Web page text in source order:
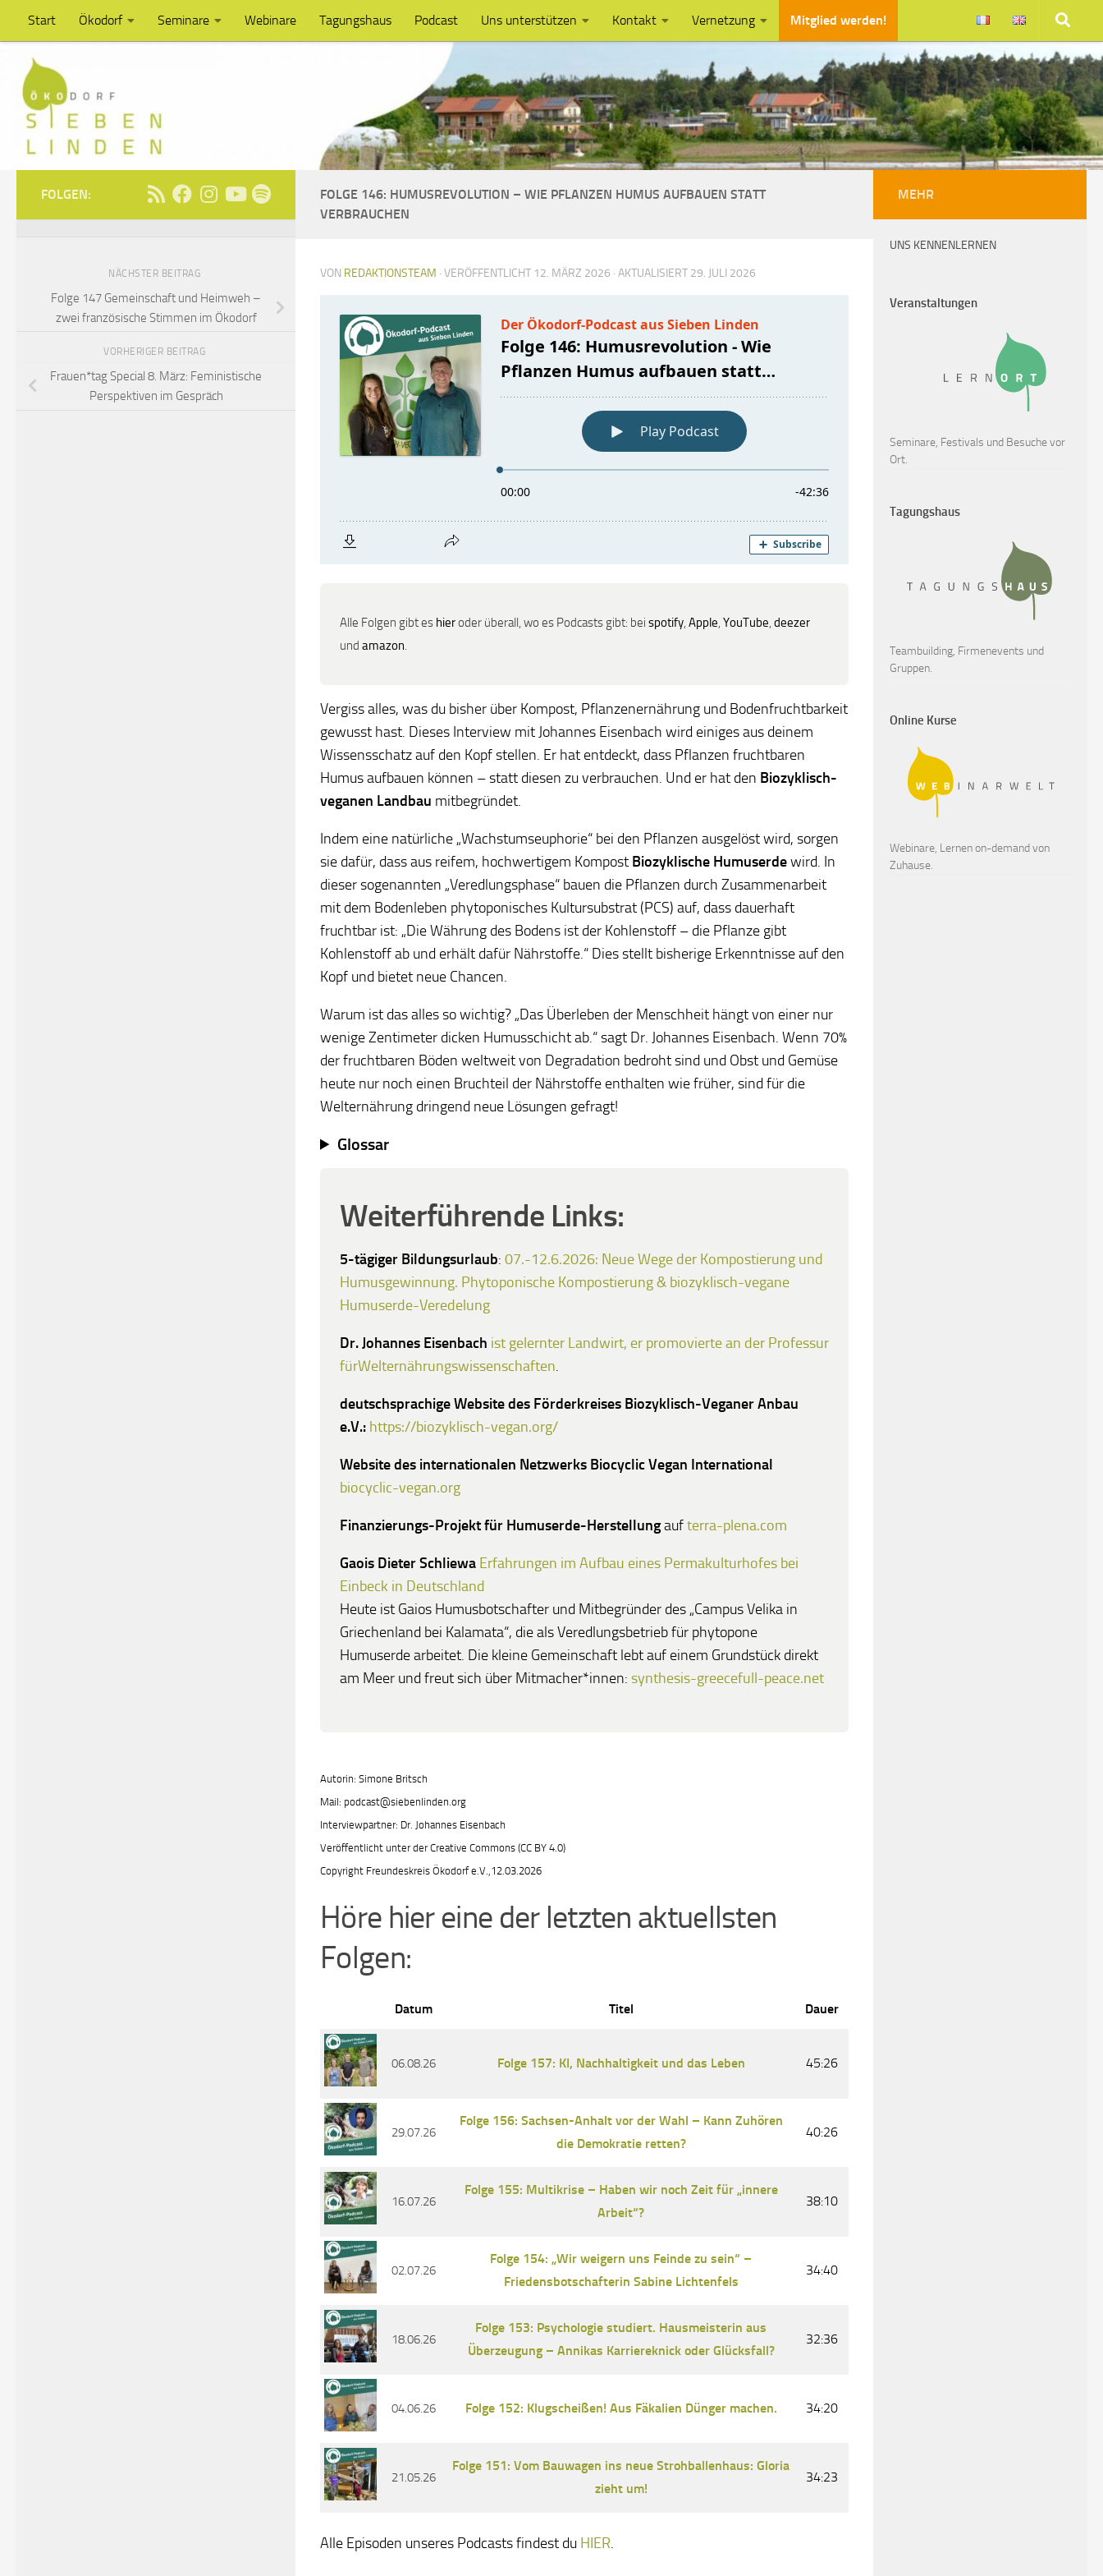
Unter dem Inhalt
Start Ökodorf Seminare Webinare Tagungshaus Podcast Uns unterstützen Kontakt Vernetzung Mitglied werden!
FOLGE 146: HUMUSREVOLUTION – WIE PFLANZEN HUMUS AUFBAUEN STATT
VERBRAUCHEN
VON REDAKTIONSTEAM · VERÖFFENTLICHT 12. MÄRZ 2026 · AKTUALISIERT 29. JULI 2026
Alle Folgen gibt es hieroder überall, wo es Podcasts gibt: bei spotify, Apple, YouTube, deezer
und amazon.
Vergiss alles, was du bisher über Kompost, Pflanzenernährung und Bodenfruchtbarkeit
gewusst hast. Dieses Interview mit Johannes Eisenbach wird einiges aus deinem
Wissensschatz auf den Kopf stellen. Er hat entdeckt, dass Pflanzen fruchtbaren
Humus aufbauen können – statt diesen zu verbrauchen. Und er hat den Biozyklisch-
veganen Landbau mitbegründet.
Indem eine natürliche „Wachstumseuphorie“ bei den Pflanzen ausgelöst wird, sorgen
sie dafür, dass aus reifem, hochwertigem Kompost Biozyklische Humuserdewird. In
dieser sogenannten „Veredlungsphase“ bauen die Pflanzen durch Zusammenarbeit
mit dem Bodenleben phytoponisches Kultursubstrat (PCS) auf, dass dauerhaft
fruchtbar ist: „Die Währung des Bodens ist der Kohlenstoff – die Pflanze gibt
Kohlenstoff ab und erhält dafür Nährstoffe.“ Dies stellt bisherige Erkenntnisse auf den
Kopf und bietet neue Chancen.
Warum ist das alles so wichtig? „Das Überleben der Menschheit hängt von einer nur
wenige Zentimeter dicken Humusschicht ab.“ sagt Dr. Johannes Eisenbach. Wenn 70%
der fruchtbaren Böden weltweit von Degradation bedroht sind und Obst und Gemüse
heute nur noch einen Bruchteil der Nährstoffe enthalten wie früher, sind für die
Welternährung dringend neue Lösungen gefragt!
Glossar
Weiterführende Links:
5-tägiger Bildungsurlaub: 07.-12.6.2026: Neue Wege der Kompostierung und
Humusgewinnung. Phytoponische Kompostierung & biozyklisch-vegane
Humuserde-Veredelung
Dr. Johannes Eisenbach ist gelernter Landwirt, er promovierte an der Professur
fürWelternährungswissenschaften.
deutschsprachige Website des Förderkreises Biozyklisch-Veganer Anbau
e.V.: https://biozyklisch-vegan.org/
Website des internationalen Netzwerks Biocyclic Vegan International
biocyclic-vegan.org
Finanzierungs-Projekt für Humuserde-Herstellungaufterra-plena.com
Gaois Dieter Schliewa Erfahrungen im Aufbau eines Permakulturhofes bei
Einbeck in Deutschland
Heute ist Gaios Humusbotschafter und Mitbegründer des „Campus Velika in
Griechenland bei Kalamata“, die als Veredlungsbetrieb für phytopone
Humuserde arbeitet. Die kleine Gemeinschaft lebt auf einem Grundstück direkt
am Meer und freut sich über Mitmacher*innen: synthesis-greecefull-peace.net
Autorin: Simone Britsch
Mail: podcast@siebenlinden.org
Interviewpartner: Dr. Johannes Eisenbach
Veröffentlicht unter der Creative Commons (CC BY 4.0)
Copyright Freundeskreis Ökodorf e.V.,12.03.2026
Höre hier eine der letzten aktuellsten
Folgen:
Datum Titel Dauer
06.08.26 Folge 157: KI, Nachhaltigkeit und das Leben 45:26
29.07.26
Folge 156: Sachsen-Anhalt vor der Wahl – Kann Zuhören
die Demokratie retten?
40:26
16.07.26
Folge 155: Multikrise – Haben wir noch Zeit für „innere
Arbeit“?
38:10
02.07.26
Folge 154: „Wir weigern uns Feinde zu sein“ –
Friedensbotschafterin Sabine Lichtenfels
34:40
18.06.26
Folge 153: Psychologie studiert. Hausmeisterin aus
Überzeugung – Annikas Karriereknick oder Glücksfall?
32:36
04.06.26 Folge 152: Klugscheißen! Aus Fäkalien Dünger machen. 34:20
21.05.26
Folge 151: Vom Bauwagen ins neue Strohballenhaus: Gloria
zieht um!
34:23
Alle Episoden unseres Podcasts findest du HIER.
FOLGEN:
NÄCHSTER BEITRAG
Folge 147 Gemeinschaft und Heimweh –
zwei französische Stimmen im Ökodorf
VORHERIGER BEITRAG
Frauen*tag Special 8. März: Feministische
Perspektiven im Gespräch
MEHR
UNS KENNENLERNEN
Veranstaltungen
Seminare, Festivals und Besuche vor
Ort.
Tagungshaus
Teambuilding, Firmenevents und
Gruppen.
Online Kurse
Webinare, Lernen on-demand von
Zuhause.